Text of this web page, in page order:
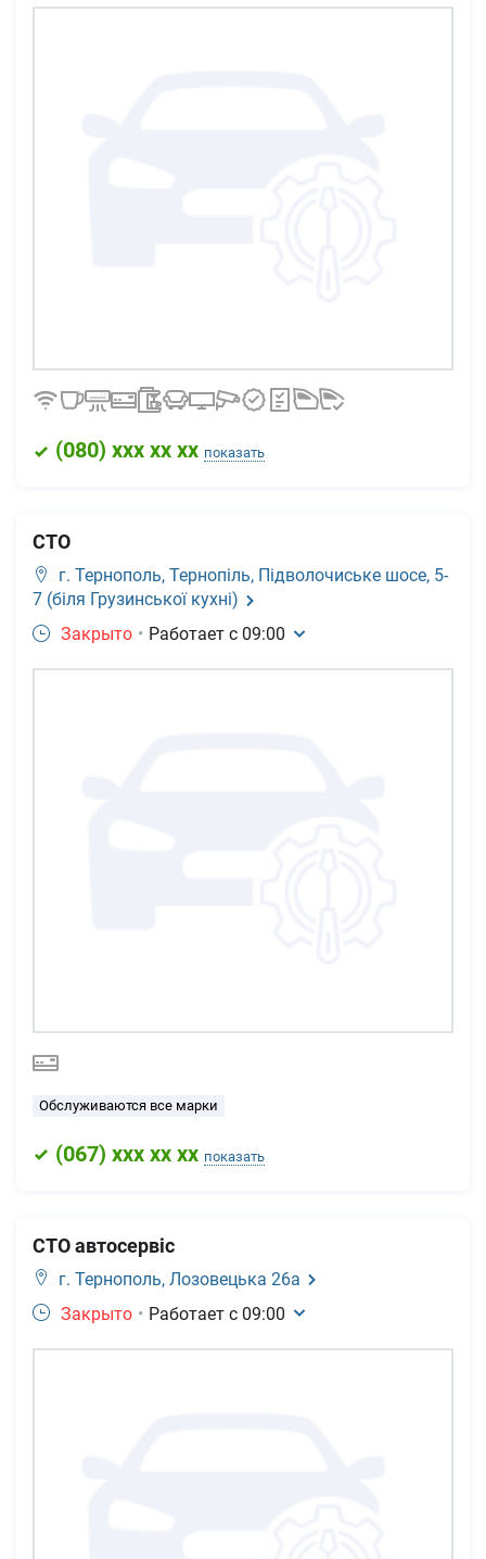
(080) xxx xx xx показать
СТО
г. Тернополь, Тернопіль, Підволочиське шосе, 5-
7 (біля Грузинської кухні)
Закрыто • Работает с 09:00
Обслуживаются все марки
(067) xxx xx xx показать
СТО автосервіс
г. Тернополь, Лозовецька 26а
Закрыто • Работает с 09:00